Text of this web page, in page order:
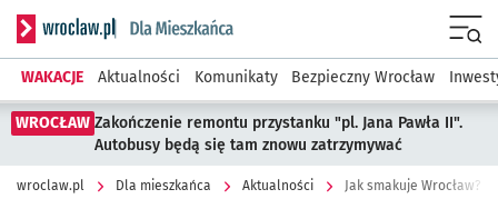
Serwis informacyjny wroclaw.pl podserwis: Dla mieszkańca
WAKACJE Aktualności Komunikaty Bezpieczny Wrocław
WROCŁAW Zakończenie remontu przystanku "pl. Jana Pawła II".
Autobusy będą się tam znowu zatrzymywać
wroclaw.pl Dla mieszkańca Aktualności